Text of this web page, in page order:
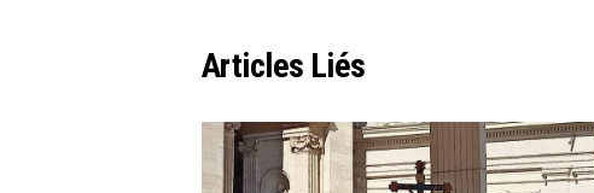
Articles Liés